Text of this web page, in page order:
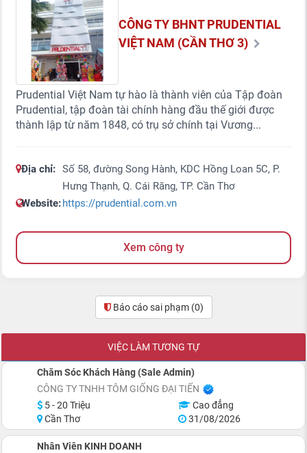
CÔNG TY BHNT PRUDENTIAL
VIỆT NAM (CẦN THƠ 3)
Prudential Việt Nam tự hào là thành viên của Tập đoàn
Prudential, tập đoàn tài chính hàng đầu thế giới được
thành lập từ năm 1848, có trụ sở chính tại Vương...
Địa chỉ: Số 58, đường Song Hành, KDC Hồng Loan 5C, P.
Hưng Thạnh, Q. Cái Răng, TP. Cần Thơ
Website:https://prudential.com.vn
Xem công ty
Báo cáo sai phạm (0)
VIỆC LÀM TƯƠNG TỰ
Chăm Sóc Khách Hàng (Sale Admin)
CÔNG TY TNHH TÔM GIỐNG ĐẠI TIẾN
5 - 20 Triệu
Cao đẳng
Cần Thơ
31/08/2026
Nhân Viên KINH DOANH